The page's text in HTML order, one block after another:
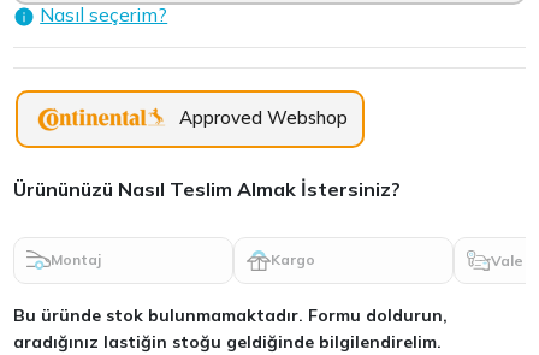
Nasıl seçerim?
Approved Webshop
Ürününüzü Nasıl Teslim Almak İstersiniz?
Montaj Kargo Vale
Bu üründe stok bulunmamaktadır. Formu doldurun,
aradığınız lastiğin stoğu geldiğinde bilgilendirelim.